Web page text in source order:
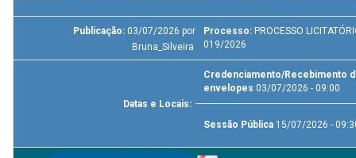
Publicação: 03/07/2026 por
Bruna_Silveira
Processo: PROCESSO
019/2026
Datas e Locais:
Credenciamento/Recebimento
envelopes 03/07/2026 - 09:00
Sessão Pública 15/07/2026 -